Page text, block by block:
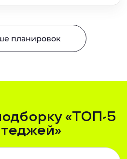
планировок
«ТОП-5